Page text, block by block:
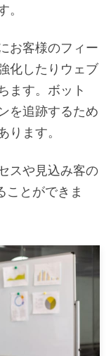
お客様のフィー
化したりウェブ
ます。ボット
を追跡するため
ります。
スや見込み客の
ことができま